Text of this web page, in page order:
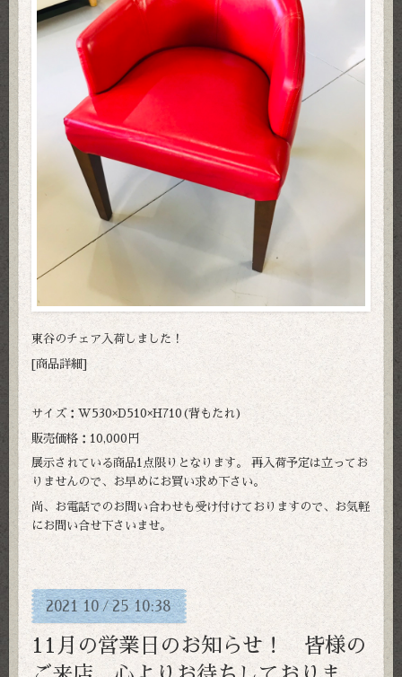
東谷のチェア入荷しました！
[商品詳細]
サイズ：W530×D510×H710(背もたれ)
販売価格：10,000円
展示されている商品1点限りとなります。 再入荷予定は立ってお
りませんので、お早めにお買い求め下さい。
尚、お電話でのお問い合わせも受け付けておりますので、お気軽
にお問い合せ下さいませ。
2021 10/25 10:38
11月の営業日のお知らせ！ 皆様の